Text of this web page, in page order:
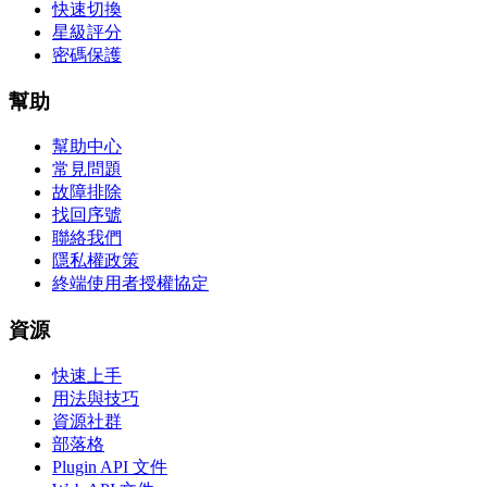
快速切換
星級評分
密碼保護
幫助
幫助中心
常見問題
故障排除
找回序號
聯絡我們
隱私權政策
終端使用者授權協定
資源
快速上手
用法與技巧
資源社群
部落格
Plugin API 文件